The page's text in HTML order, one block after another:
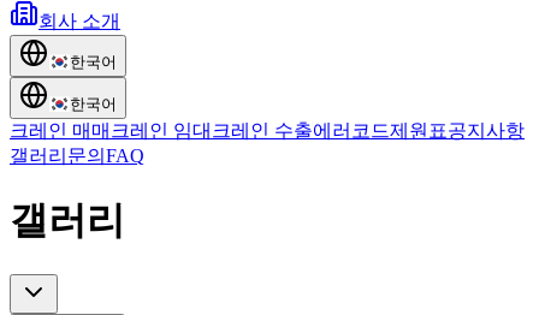
회사 소개
한국어
한국어
크레인 매매 크레인 임대 크레인 수출에러코드제원표공지사항
갤러리 문의 FAQ
갤러리